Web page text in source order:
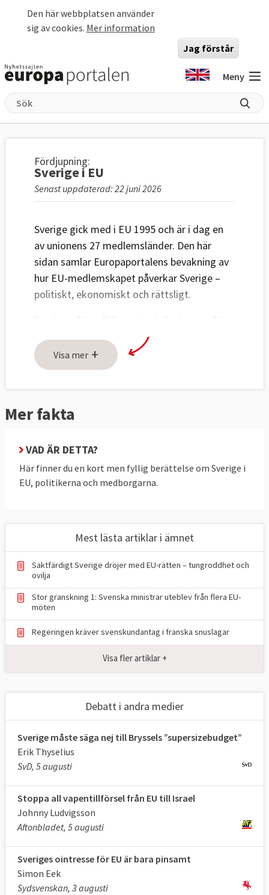
Den här webbplatsen använder
sig av cookies. Mer information
Jag förstår
Meny
Fördjupning:
Sverige i EU
Senast uppdaterad: 22 juni 2026
Sverige gick med i EU 1995 och är i dag en
av unionens 27 medlemsländer. Den här
sidan samlar Europaportalens bevakning av
hur EU-medlemskapet påverkar Sverige –
politiskt, ekonomiskt och rättsligt.
Sveriges EU-politik avgörs i riksdagens EU-
nämndoch den svenska regeringen för
Sveriges talan i EU:s råd. Även
Europaparlamentariker
I regeringsförklaringen
upprepade statsminister Ulf Kristersson (M)
tidigare statsministrars uttalanden om EU:s
– Det europeiska samarbetet och dess
värdegemenskap är viktigare än någonsin –
för Sveriges säkerhet, konkurrenskraft,
klimatarbete och globala inflytande, sade
statsminister Ulf Kristersson (M) i
riksdagen.
Det kan jämföras med förra regeringen
Sveriges viktigaste utrikes- och
säkerhetspolitiska arena” och “Det handlar
om jobben, eftersom EU är vår viktigaste
marknad”.
Sammantaget, visar Europaportalens
undersökningar, tycks syftet med det
svenska EU-medlemskapet framför allt vara
att stärka landets ekonomi och utrikes- och
Två andra utmärkande drag i svensk EU-
politik är den relativt höga graden av
Visa mer +
Mer fakta
VAD ÄR DETTA?
Här finner du en kort men fyllig berättelse om Sverige i
EU, politikerna och medborgarna.
Mest lästa artiklar i ämnet
Saktfärdigt Sverige dröjer med EU-rätten – tungroddhet och
ovilja
Stor granskning 1: Svenska ministrar uteblev från flera EU-
möten
Regeringen kräver svenskundantag i franska snuslagar
Visa fler artiklar +
Debatt i andra medier
Sverige måste säga nej till Bryssels ”supersizebudget”
Erik Thyselius
SvD, 5 augusti
Stoppa all vapentillförsel från EU till Israel
Johnny Ludvigsson
Aftonbladet, 5 augusti
Sveriges ointresse för EU är bara pinsamt
Simon Eek
Sydsvenskan, 3 augusti